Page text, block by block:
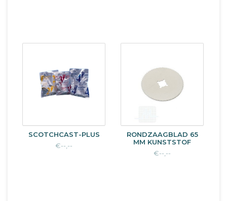
SCOTCHCAST-PLUS
€--,--
RONDZAAGBLAD 65
MM KUNSTSTOF
€--,--